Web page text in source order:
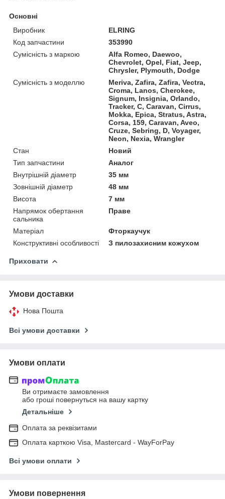
Основні
Виробник
ELRING
Код запчастини
353990
Сумісність з маркою
Alfa Romeo, Daewoo,
Chevrolet, Opel, Fiat, Jeep,
Chrysler, Plymouth, Dodge
Сумісність з моделлю
Meriva, Zafira, Zafira, Vectra,
Croma, Lanos, Cherokee,
Signum, Insignia, Orlando,
Tracker, C, Caravan, Cirrus,
Mokka, Epica, Stratus, Astra,
Corsa, 159, Caravan, Aveo,
Cruze, Sebring, D, Voyager,
Neon, Nexia, Wrangler
Стан
Новий
Тип запчастини
Аналог
Внутрішній діаметр
35 мм
Зовнішній діаметр
48 мм
Висота
7 мм
Напрямок обертання
сальника
Праве
Матеріал
Фторкаучук
Конструктивні особливості
З пилозахисним кожухом
Приховати
Умови доставки
Нова Пошта
Всі умови доставки
Умови оплати
Ви отримаєте замовлення
або гроші повернуться на вашу картку
Детальніше
Оплата за реквізитами
Оплата карткою Visa, Mastercard - WayForPay
Всі умови оплати
Умови повернення